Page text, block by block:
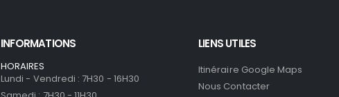
INFORMATIONS
HORAIRES
Lundi - Vendredi : 7H30 - 16H30
LIENS UTILES
Itinéraire Google Maps
Nous Contacter